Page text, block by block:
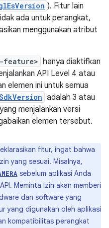
). Fitur lain
ada untuk perangkat,
menggunakan atribut
feature> hanya diaktifkan
API Level 4 atau
elemen ini untuk semua
adalah 3 atau
menjalankan versi
elemen tersebut.
fitur, ingat bahwa
yang sesuai. Misalnya,
sebelum aplikasi Anda
Meminta izin akan memberi
dan software yang
yang digunakan oleh aplikasi
kompatibilitas perangkat